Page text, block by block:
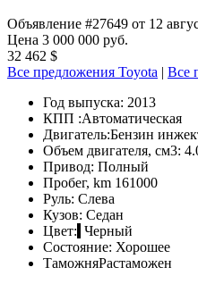
Объявление #27649 от 12
Цена 3 000 000 руб.
32 462 $
Все предложения Toyota | Все
Год выпуска: 2013
КПП :Автоматическая
Двигатель:Бензин
Объем двигателя, см3:
Привод: Полный
Пробег, km 161000
Руль: Слева
Кузов: Седан
Цвет: Черный
Состояние: Хорошее
ТаможняРастаможен